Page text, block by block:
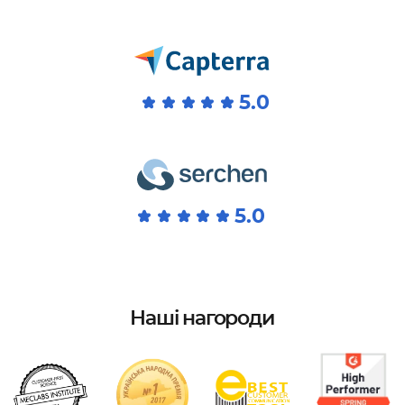
найприбутковіші алгоритми товарних
рекомендацій з групи Схожі товари.
5.0
5.0
Наші нагороди